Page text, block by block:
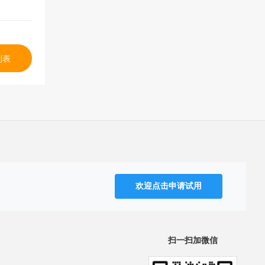
表
欢迎点击申请试用
扫一扫加微信